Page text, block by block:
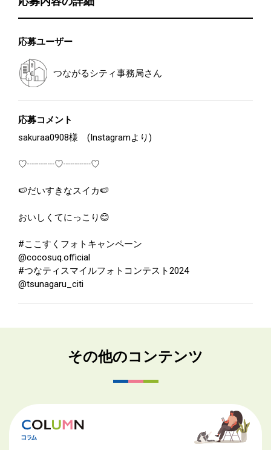
応募ユーザー
つながるシティ事務局さん
応募コメント
sakuraa0908様 (Instagramより)
♡┈┈┈♡┈┈┈♡
🍉だいすきなスイカ🍉
おいしくてにっこり😊
#ここすくフォトキャンペーン
@cocosuq.official
#つなティスマイルフォトコンテスト2024
@tsunagaru_citi
その他のコンテンツ